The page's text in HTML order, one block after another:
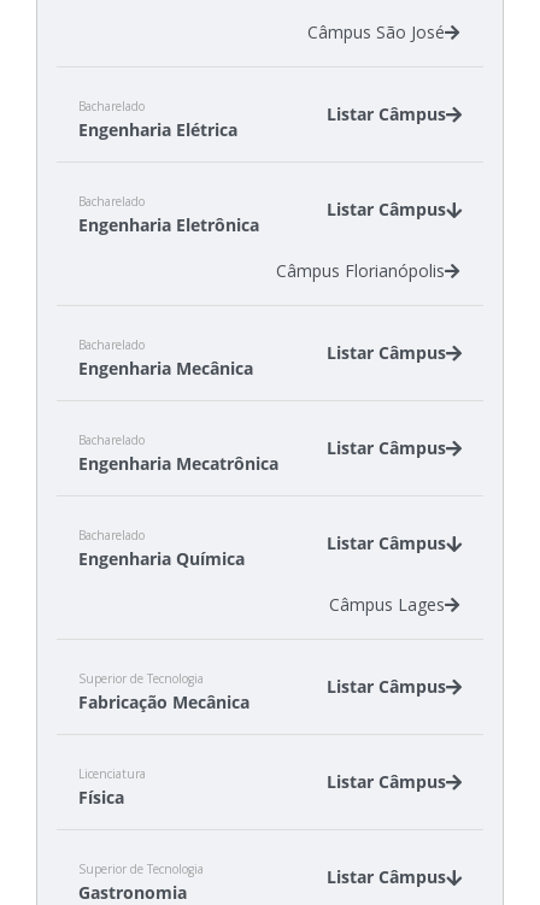
Câmpus São José
Bacharelado
Engenharia Elétrica
Listar Câmpus
Câmpus Itajaí
Câmpus Jaraguá do Sul - Rau
Câmpus Joinville
Bacharelado
Engenharia Eletrônica
Listar Câmpus
Câmpus Florianópolis
Bacharelado
Engenharia Mecânica
Listar Câmpus
Câmpus Joinville
Câmpus Xanxerê
Bacharelado
Engenharia Mecatrônica
Listar Câmpus
Câmpus Florianópolis
Bacharelado
Engenharia Química
Listar Câmpus
Câmpus Lages
Superior de Tecnologia
Fabricação Mecânica
Listar Câmpus
Câmpus Itajaí
Licenciatura
Física
Listar Câmpus
Câmpus Jaraguá do Sul - Centro
Superior de Tecnologia
Gastronomia
Listar Câmpus